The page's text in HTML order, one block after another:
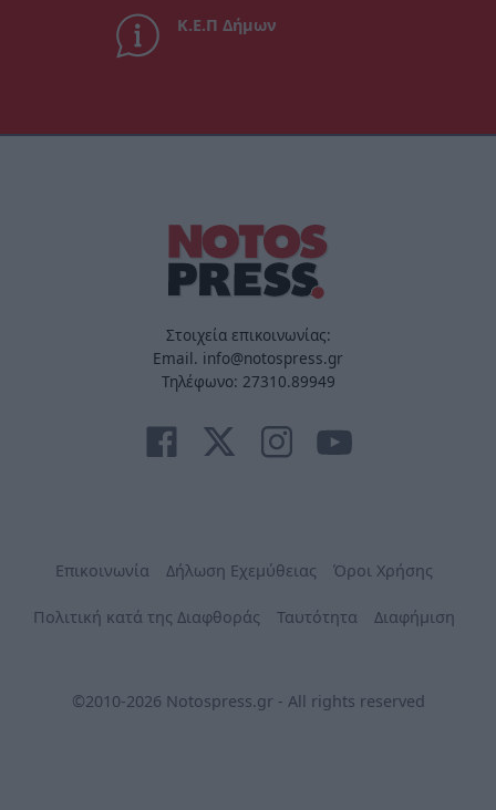
Κ.Ε.Π Δήμων
Στοιχεία επικοινωνίας:
Email. info@notospress.gr
Τηλέφωνο: 27310.89949
Επικοινωνία Δήλωση Εχεμύθειας Όροι Χρήσης
Πολιτική κατά της Διαφθοράς Ταυτότητα Διαφήμιση
©2010-2026 Notospress.gr - All rights reserved